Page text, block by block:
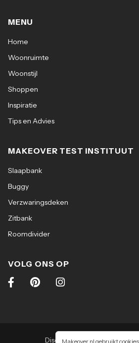
Makeover.nl gebruikt
MENU
Home
Woonruimte
Woonstijl
Shoppen
Inspiratie
Tips en Advies
MAKEOVER TEST INSTITUUT
Slaapbank
Buggy
Verzwaringsdeken
Zitbank
Roomdivider
VOLG ONS OP
Disclaimer | Algemene